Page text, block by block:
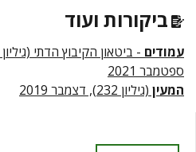
ביקורות ועוד
עמודים
ספטמבר 2021
המעין (גיליון 232), דצמבר 2019